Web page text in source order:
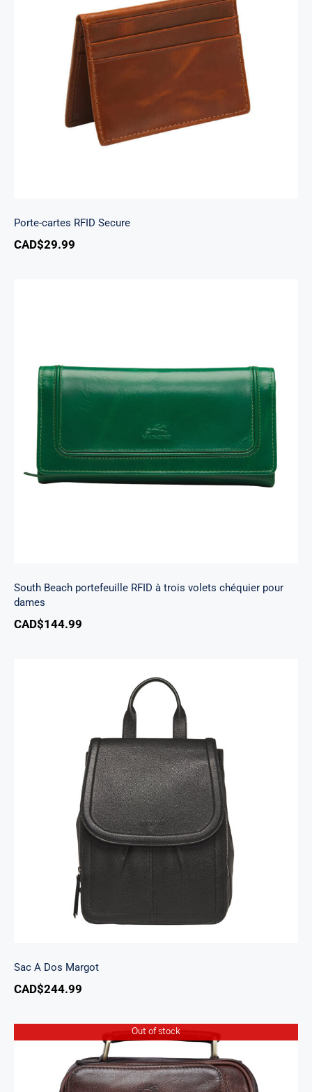
Porte-cartes RFID Secure
Porte-cartes RFID Secure
CAD$29.99
South Beach portefeuille RFID à trois volets
chéquier pour dames
South Beach portefeuille RFID à trois volets chéquier pour
dames
CAD$144.99
Sac A Dos Margot
Sac A Dos Margot
CAD$244.99
Out of stock